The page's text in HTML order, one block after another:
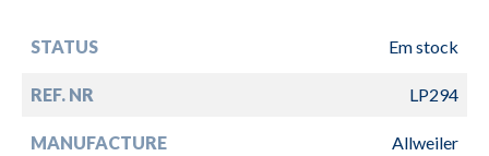
STATUS Em stock
REF. NR LP294
MANUFACTURE Allweiler